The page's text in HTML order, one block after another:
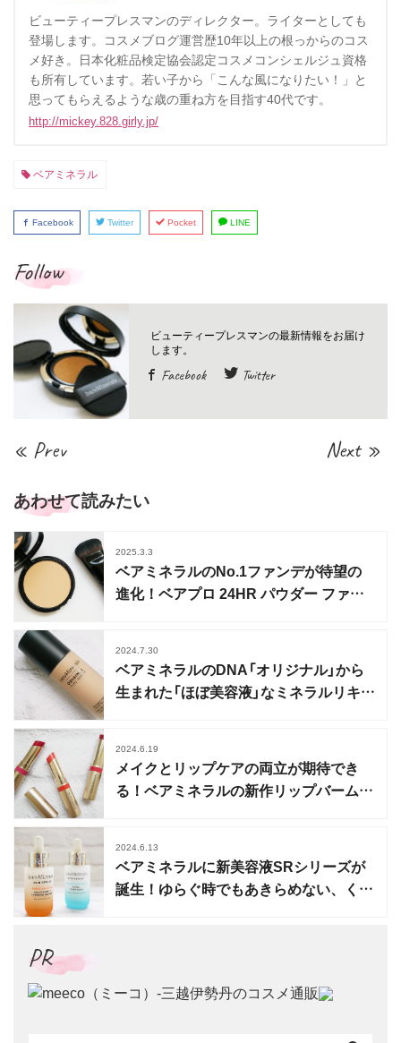
ビューティープレスマンのディレクター。ライターとしても
登場します。コスメブログ運営歴10年以上の根っからのコス
メ好き。日本化粧品検定協会認定コスメコンシェルジュ資格
も所有しています。若い子から「こんな風になりたい！」と
思ってもらえるような歳の重ね方を目指す40代です。
http://mickey.828.girly.jp/
ベアミネラル
Facebook Twitter Pocket LINE
Follow
Facebook Twitter
« Prev Next »
あわせて読みたい
2025.3.3
ベアミネラルのNo.1ファンデが待望の
進化！ベアプロ 24HR パウダー ファン
2024.7.30
ベアミネラルのDNA「オリジナル」から
生まれた「ほぼ美容液」なミネラルリキッ
2024.6.19
メイクとリップケアの両立が期待でき
る！ベアミネラルの新作リップバーム3
2024.6.13
ベアミネラルに新美容液SRシリーズが
誕生！ゆらぐ時でもあきらめない、くす
PR